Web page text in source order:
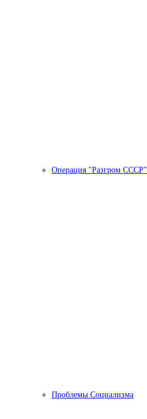
Операция "Разгром СССР"
Проблемы Социализма